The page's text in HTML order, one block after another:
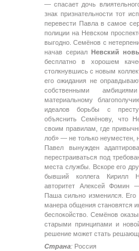
— спасает дочь
знак признательности тот
перевести Павла в самое
полиции на Невском
выгодно. Семёнов с
начав сериал
Невский
бесплатно в хорошем
столкнувшись с новым
его ожидания не
собственными
материальному
идеалов борьбы с
объяснить Семёнову, что
своим правилам, где
лоб» — не только
Павел вынужден
перестраиваться под
места службы. Вскоре его
бывший коллега Кирилл
авторитет Алексей Фомин
Паша сильно изменился. Его
манера общения становятся
беспокойство. Семёнов
старыми принципами и
решение может стать
Страна: Россия